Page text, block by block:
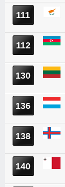
111
112
130
136
138
140